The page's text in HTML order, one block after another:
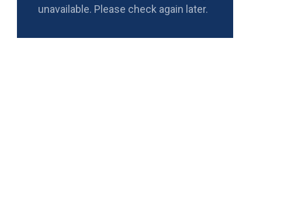
unavailable. Please check again later.